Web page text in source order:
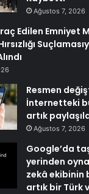
Ağustos 7, 2026
Edilen Emniyet
Resmen
İnternetteki
artık
Ağustos 7, 2026
Google’da
yerinden
zekâ ekibinin
artık bir Türk